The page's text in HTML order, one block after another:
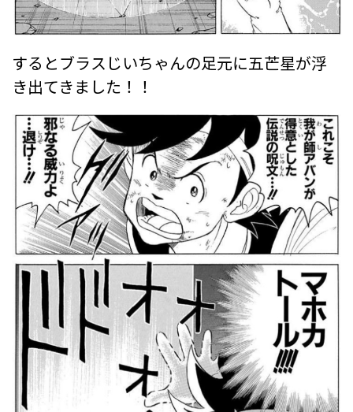
するとブラスじいちゃんの足元に五芒星が浮
き出てきました！！